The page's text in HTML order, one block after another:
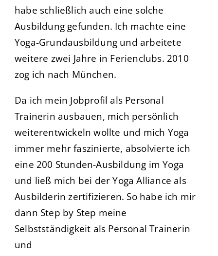
habe schließlich auch eine solche
Ausbildung gefunden. Ich machte eine
Yoga-Grundausbildung und arbeitete
weitere zwei Jahre in Ferienclubs. 2010
zog ich nach München.
Da ich mein Jobprofil als Personal
Trainerin ausbauen, mich persönlich
weiterentwickeln wollte und mich Yoga
immer mehr faszinierte, absolvierte ich
eine 200 Stunden-Ausbildung im Yoga
und ließ mich bei der Yoga Alliance als
Ausbilderin zertifizieren. So habe ich mir
dann Step by Step meine
Selbstständigkeit als Personal Trainerin
und